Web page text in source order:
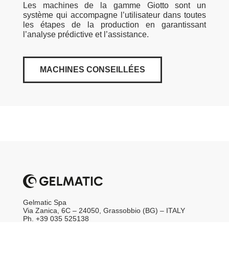
Les machines de la gamme Giotto sont un
système qui accompagne l’utilisateur dans toutes
les étapes de la production en garantissant
l’analyse prédictive et l’assistance.
MACHINES CONSEILLÉES
Gelmatic Spa
Via Zanica, 6C – 24050, Grassobbio (BG) – ITALY
Ph. +39 035 525138